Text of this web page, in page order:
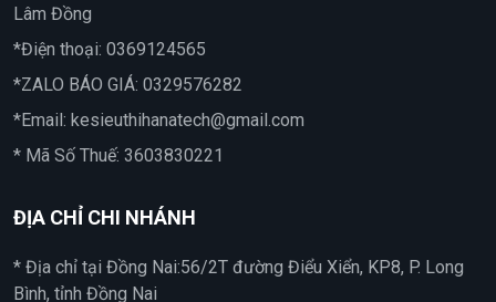
Lâm Đồng
*Điện thoại: 0369124565
*ZALO BÁO GIÁ: 0329576282
*Email: kesieuthihanatech@gmail.com
* Mã Số Thuế: 3603830221
ĐỊA CHỈ CHI NHÁNH
* Địa chỉ tại Đồng Nai:56/2T đường Điểu Xiển, KP8, P. Long
Bình, tỉnh Đồng Nai